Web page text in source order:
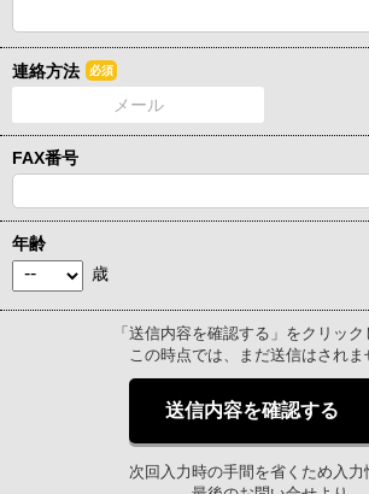
連絡方法 必須
メール
FAX番号
年齢
歳
「送信内容を確認する」をクリック
この時点では、まだ送信はされま
送信内容を確認する
次回入力時の手間を省くため入力